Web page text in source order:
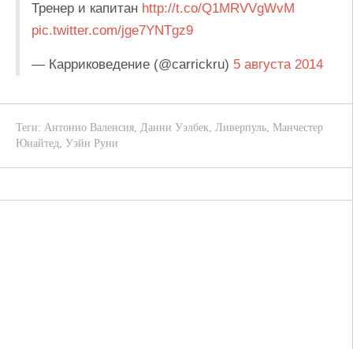
Тренер и капитан http://t.co/Q1MRVVgWvM
pic.twitter.com/jge7YNTgz9
— Карриковедение (@carrickru) 5 августа 2014
Теги: Антонио Валенсия, Данни Уэлбек, Ливерпуль, Манчестер
Юнайтед, Уэйн Руни